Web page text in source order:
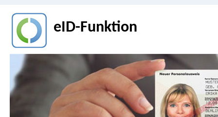
eID-Funktion